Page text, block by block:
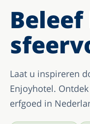
Laat u inspireren
Enjoyhotel.
erfgoed in